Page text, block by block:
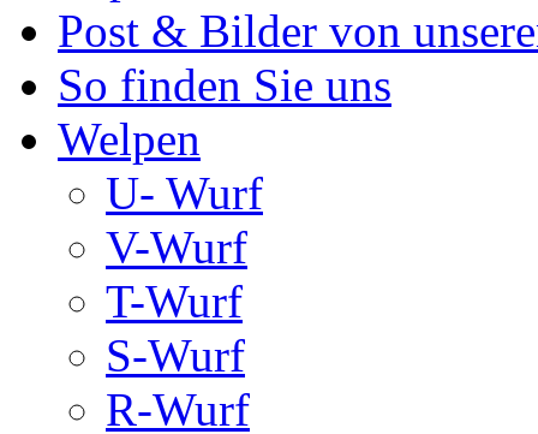
Post & Bilder von
So finden Sie uns
Welpen
U- Wurf
V-Wurf
T-Wurf
S-Wurf
R-Wurf